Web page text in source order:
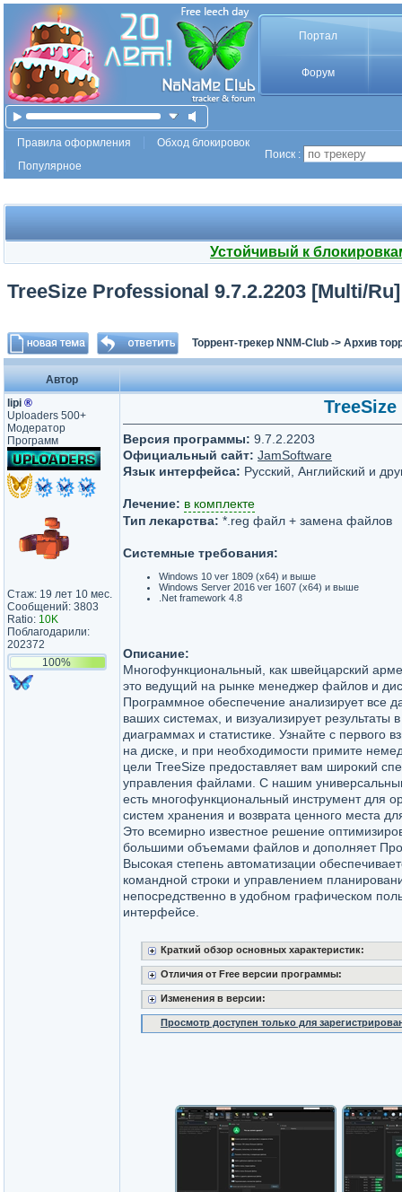
Портал
Форум
Правила оформления
Обход блокировок
Популярное
Поиск :
Устойчивый к
TreeSize Professional 9.7.2.2203 [Multi/Ru]
Торрент-трекер NNM-Club -> Архив
Автор
lipi ®
Uploaders 500+
Модератор
Программ
Стаж: 19 лет 10 мес.
Сообщений: 3803
Ratio: 10K
Поблагодарили:
202372
100%
Версия программы: 9.7.2.2203
Официальный сайт: JamSoftware
Язык интерфейса: Русский, Английский и
Лечение: в комплекте
Тип лекарства: *.reg файл + замена файлов
Системные требования:
Windows 10 ver 1809 (x64) и выше
Windows Server 2016 ver 1607 (x64) и выше
.Net framework 4.8
Описание:
Многофункциональный, как швейцарский
это ведущий на рынке менеджер файлов и
Программное обеспечение анализирует все
ваших системах, и визуализирует результаты
диаграммах и статистике. Узнайте с первого
на диске, и при необходимости примите
цели TreeSize предоставляет вам широкий
управления файлами. С нашим
есть многофункциональный инструмент для
систем хранения и возврата ценного места
Это всемирно известное решение
большими объемами файлов и дополняет
Высокая степень автоматизации
командной строки и управлением
непосредственно в удобном графическом
интерфейсе.
Краткий обзор основных характеристик:
Отличия от Free версии программы:
Изменения в версии:
Просмотр доступен только для